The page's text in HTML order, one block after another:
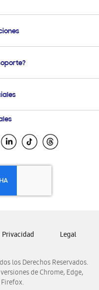
pedido
Corporativos
Rica
los Derechos Reservados.
de Chrome, Edge,
Privacidad Legal